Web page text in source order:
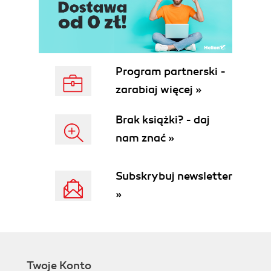
System zarządzania zapytaniami (45)
System zarządzania raportami (45)
System zarządzania i administrowania
System zarządzania dystrybucją
oprogramowania (46)
System zarządzania zmianami (46)
System zarządzania wersjami (46)
System zarządzania kontrolą (audytem) (46)
System zarządzania odzyskiwaniem danych
(API - Application Programming Interface)
Program partnerski -
zarabiaj więcej »
Brak książki? - daj
nam znać »
Subskrybuj newsletter
»
Twoje Konto